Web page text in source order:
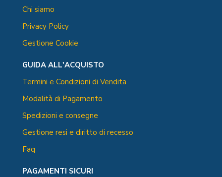
Chi siamo
Privacy Policy
Gestione Cookie
GUIDA ALL'ACQUISTO
Termini e Condizioni di Vendita
Modalità di Pagamento
Spedizioni e consegne
Gestione resi e diritto di recesso
Faq
PAGAMENTI SICURI